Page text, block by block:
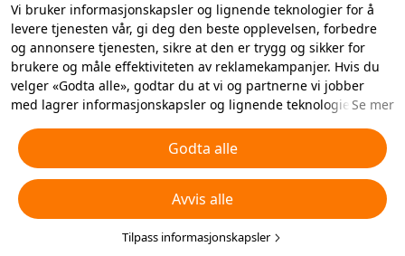
Vi bruker informasjonskapsler og lignende teknologier for å
levere tjenesten vår, gi deg den beste opplevelsen, forbedre
og annonsere tjenesten, sikre at den er trygg og sikker for
brukere og måle effektiviteten av reklamekampanjer. Hvis du
velger «Godta alle», godtar du at vi og partnerne vi jobber
med lagrer informasjonskapsler og lignende teknologier på
informasjonskapsler som ikke er helt nødvendige, eller velge
hvilke typer informasjonskapsler du ønsker å godta eller
deaktivere ved å klikke på «Tilpass informasjonskapsler»
nedenfor eller når som helst under dine
personverninnstillinger. For mer informasjon, se våre
informasjonskapsler og lignende teknologier
Se mer
Godta alle
Avvis alle
Tilpass informasjonskapsler